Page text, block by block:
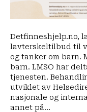
barn
og
Nettsiden
lansert
i
dag
Detfinneshjelp.no,
lavterskeltilbud til
og tanker om barn.
barn. LMSO har
tjenesten.
utviklet av
nasjonale og
annet på…